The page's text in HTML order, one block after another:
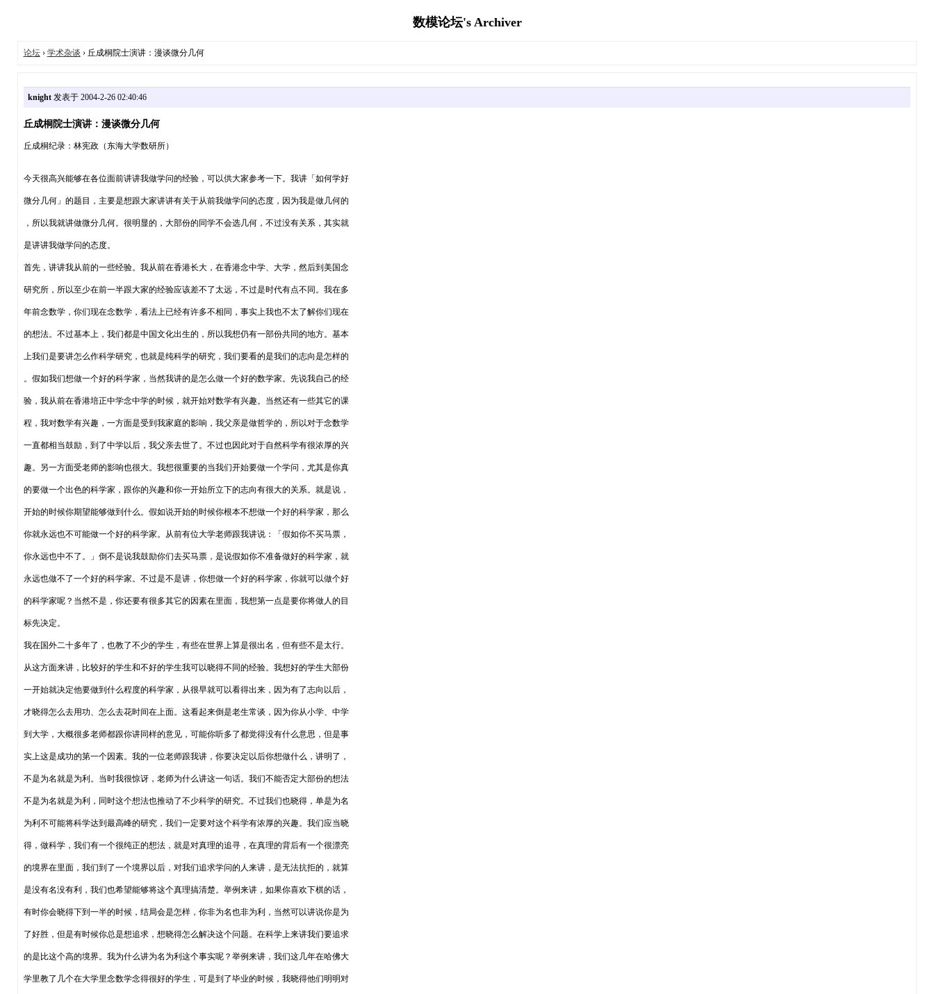
数模论坛's Archiver
论坛› 学术杂谈 › 丘成桐院士演讲：漫谈微分几何
knight发表于 2004-2-26 02:40:46
丘成桐院士演讲：漫谈微分几何
丘成桐纪录：林宪政（东海大学数研所）
今天很高兴能够在各位面前讲讲我做学问的经验，可以供大家参考一下。我讲「如何学好
微分几何」的题目，主要是想跟大家讲讲有关于从前我做学问的态度，因为我是做几何的
，所以我就讲做微分几何。很明显的，大部份的同学不会选几何，不过没有关系，其实就
是讲讲我做学问的态度。
首先，讲讲我从前的一些经验。我从前在香港长大，在香港念中学、大学，然后到美国念
研究所，所以至少在前一半跟大家的经验应该差不了太远，不过是时代有点不同。我在多
年前念数学，你们现在念数学，看法上已经有许多不相同，事实上我也不太了解你们现在
的想法。不过基本上，我们都是中国文化出生的，所以我想仍有一部份共同的地方。基本
上我们是要讲怎么作科学研究，也就是纯科学的研究，我们要看的是我们的志向是怎样的
。假如我们想做一个好的科学家，当然我讲的是怎么做一个好的数学家。先说我自己的经
验，我从前在香港培正中学念中学的时候，就开始对数学有兴趣。当然还有一些其它的课
程，我对数学有兴趣，一方面是受到我家庭的影响，我父亲是做哲学的，所以对于念数学
一直都相当鼓励，到了中学以后，我父亲去世了。不过也因此对于自然科学有很浓厚的兴
趣。另一方面受老师的影响也很大。我想很重要的当我们开始要做一个学问，尤其是你真
的要做一个出色的科学家，跟你的兴趣和你一开始所立下的志向有很大的关系。就是说，
开始的时候你期望能够做到什么。假如说开始的时候你根本不想做一个好的科学家，那么
你就永远也不可能做一个好的科学家。从前有位大学老师跟我讲说：「假如你不买马票，
你永远也中不了。」倒不是说我鼓励你们去买马票，是说假如你不准备做好的科学家，就
永远也做不了一个好的科学家。不过是不是讲，你想做一个好的科学家，你就可以做个好
的科学家呢？当然不是，你还要有很多其它的因素在里面，我想第一点是要你将做人的目
标先决定。
我在国外二十多年了，也教了不少的学生，有些在世界上算是很出名，但有些不是太行。
从这方面来讲，比较好的学生和不好的学生我可以晓得不同的经验。我想好的学生大部份
一开始就决定他要做到什么程度的科学家，从很早就可以看得出来，因为有了志向以后，
才晓得怎么去用功、怎么去花时间在上面。这看起来倒是老生常谈，因为你从小学、中学
到大学，大概很多老师都跟你讲同样的意见，可能你听多了都觉得没有什么意思，但是事
实上这是成功的第一个因素。我的一位老师跟我讲，你要决定以后你想做什么，讲明了，
不是为名就是为利。当时我很惊讶，老师为什么讲这一句话。我们不能否定大部份的想法
不是为名就是为利，同时这个想法也推动了不少科学的研究。不过我们也晓得，单是为名
为利不可能将科学达到最高峰的研究，我们一定要对这个科学有浓厚的兴趣。我们应当晓
得，做科学，我们有一个很纯正的想法，就是对真理的追寻，在真理的背后有一个很漂亮
的境界在里面，我们到了一个境界以后，对我们追求学问的人来讲，是无法抗拒的，就算
是没有名没有利，我们也希望能够将这个真理搞清楚。举例来讲，如果你喜欢下棋的话，
有时你会晓得下到一半的时候，结局会是怎样，你非为名也非为利，当然可以讲说你是为
了好胜，但是有时候你总是想追求，想晓得怎么解决这个问题。在科学上来讲我们要追求
的是比这个高的境界。我为什么讲为名为利这个事实呢？举例来讲，我们这几年在哈佛大
学里教了几个在大学里念数学念得很好的学生，可是到了毕业的时候，我晓得他们明明对